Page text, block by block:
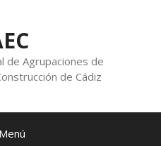
de Agrupaciones de
de Cádiz
Menú